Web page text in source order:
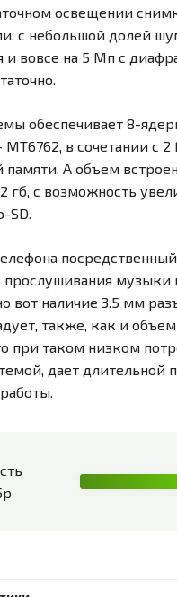
освещении
с небольшой долей
и вовсе на 5 Мп с
обеспечивает 8-
MT6762, в сочетании с 2
памяти. А объем
гб, с возможность
SD.
прослушивания музыки
вот наличие 3.5 мм
также, как и
при таком низком
дает длительной